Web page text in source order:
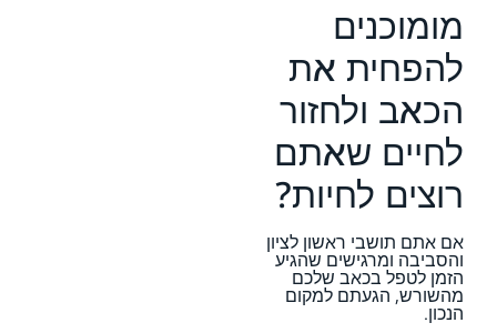
מומוכנים
להפחית את
הכאב ולחזור
לחיים שאתם
רוצים לחיות?
אם אתם תושבי ראשון לציון
והסביבה ומרגישים שהגיע
הזמן לטפל בכאב שלכם
מהשורש, הגעתם למקום
הנכון.